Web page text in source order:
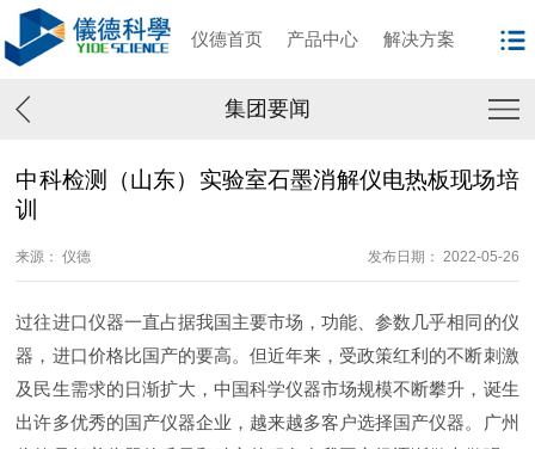
仪德首页 产品中心 解决方案
集团要闻
中科检测（山东）实验室石墨消解仪电热板现场培
训
来源： 仪德 发布日期： 2022-05-26
过往进口仪器一直占据我国主要市场，功能、参数几乎相同的仪
器，进口价格比国产的要高。但近年来，受政策红利的不断刺激
及民生需求的日渐扩大，中国科学仪器市场规模不断攀升，诞生
出许多优秀的国产仪器企业，越来越多客户选择国产仪器。广州